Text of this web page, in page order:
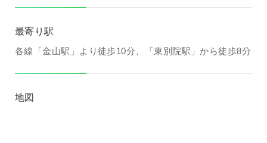
最寄り駅
各線「金山駅」より徒歩10分、「東別院駅」から徒歩8分
地図